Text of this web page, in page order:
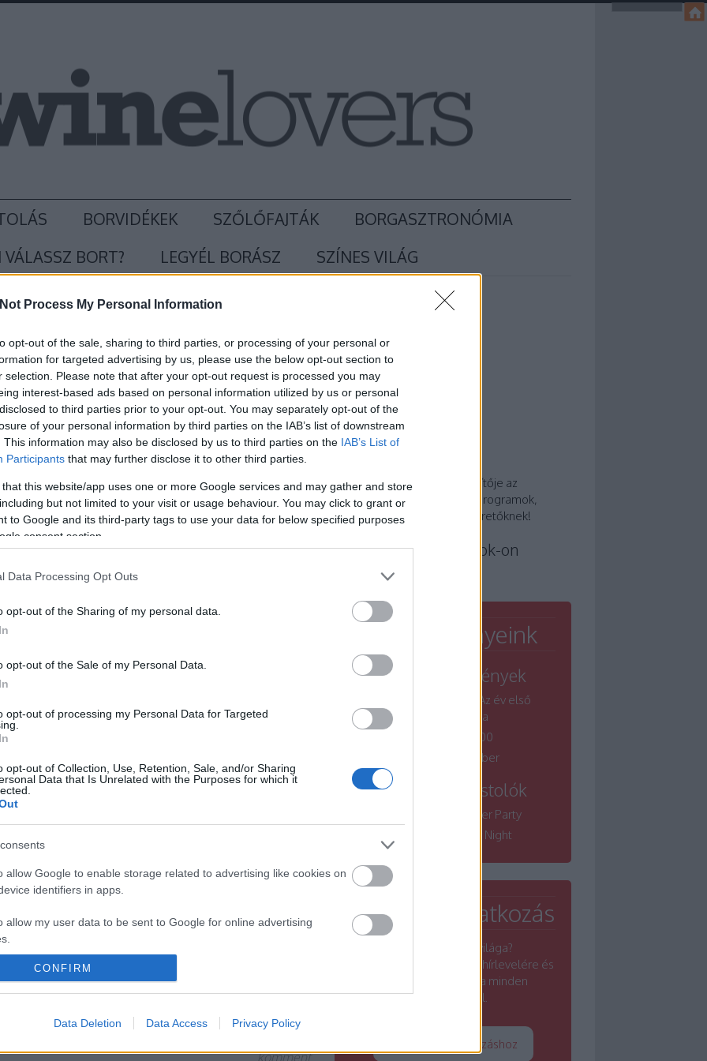
Process My Personal Information
opt-out of the sale, sharing to third parties, or processing of your personal or
for targeted advertising by us, please use the below opt-out section to
selection. Please note that after your opt-out request is processed you may
interest-based ads based on personal information utilized by us or personal
to third parties prior to your opt-out. You may separately opt-out of the
of your personal information by third parties on the IAB’s list of downstream
This information may also be disclosed by us to third parties on the IAB’s List of
Participants that may further disclose it to other third parties.
that this website/app uses one or more Google services and may gather and store
but not limited to your visit or usage behaviour. You may click to grant or
to Google and its third-party tags to use your data for below specified purposes
consent section.
Data Processing Opt Outs
opt-out of the Sharing of my personal data.
opt-out of the Sale of my Personal Data.
opt-out of processing my Personal Data for Targeted
opt-out of Collection, Use, Retention, Sale, and/or Sharing
Data that Is Unrelated with the Purposes for which it
allow Google to enable storage related to advertising like cookies on
identifiers in apps.
allow my user data to be sent to Google for online advertising
allow Google to send me personalized advertising.
identifiers in apps.
allow Google to enable storage related to functionality of the website
CONFIRM
Data Deletion Data Access Privacy Policy
BORVIDÉKEK SZŐLŐFAJTÁK
BORGASZTRONÓMIA
BORT?
LEGYÉL BORÁSZ SZÍNES VILÁG
szűzek tapossák
is van róla
a papírok nagyon komoly értékkel bírnak.
egy paksamétányi dokumentumot felhalmozni,
Így tette ezt a korábbi román
borász) is, aki a szőlőjét taposó lányok szüzességi
borozás préselés Románia magazinrovat
Márton-nap
a közelgő Szent Márton-nap varázsa, a libaételek, az
színes programokra végre idén már nem kell
villányi portugieser mellé?
komment
A bor része, és nem kiegészítője az
életünknek! Tippek, cikkek, programok,
minden egy helyen a borszeretőknek!
Winelovers a Facebook-on
Rendezvényeink
Nagyrendezvények
Winelovers Grand - Az év első
borfesztiválja
Winelovers 100
Bordói November
Tematikus kóstolók
Winelovers Summer Party
Winelovers River Night
Hírlevél feliratkozás
Érdekel a borok világa?
Iratkozz fel a Winelovers hírlevelére és
értesülj a borszakma minden
rezdüléséről.
Tovább a feliratkozáshoz